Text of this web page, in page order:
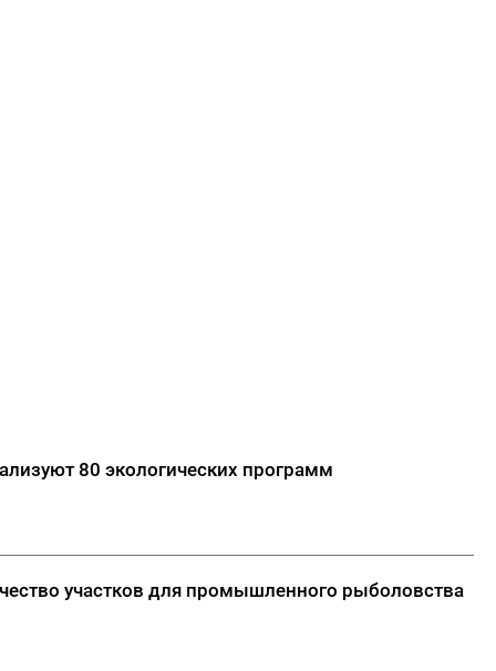
80 экологических программ
участков для промышленного рыболовства